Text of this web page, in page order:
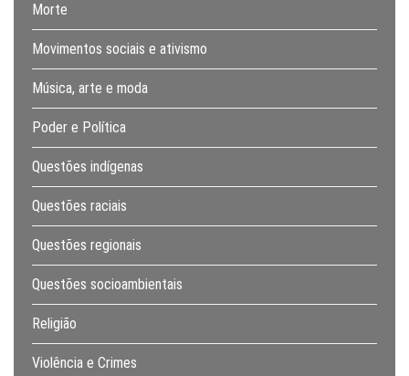
Morte
Movimentos sociais e ativismo
Música, arte e moda
Poder e Política
Questões indígenas
Questões raciais
Questões regionais
Questões socioambientais
Religião
Violência e Crimes